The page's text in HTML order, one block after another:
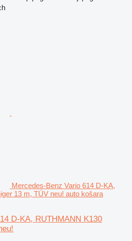
Mercedes-Benz Vario 614 D-KA,
13 m, TÜV neu! auto košara
D-KA, RUTHMANN K130